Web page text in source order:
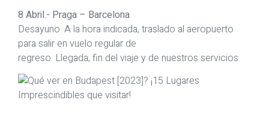
8 Abril.- Praga – Barcelona
Desayuno. A la hora indicada, traslado al aeropuerto
para salir en vuelo regular de
regreso. Llegada, fin del viaje y de nuestros servicios.